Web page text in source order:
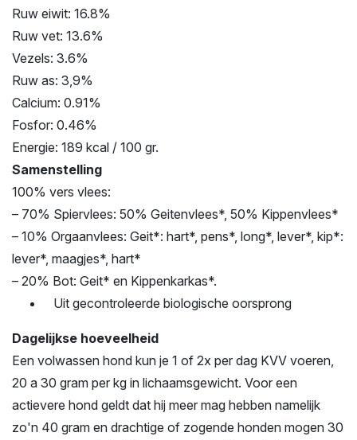
Ruw eiwit: 16.8%
Ruw vet: 13.6%
Vezels: 3.6%
Ruw as: 3,9%
Calcium: 0.91%
Fosfor: 0.46%
Energie: 189 kcal / 100 gr.
Samenstelling
100% vers vlees:
– 70% Spiervlees: 50% Geitenvlees*, 50% Kippenvlees*
– 10% Orgaanvlees: Geit*: hart*, pens*, long*, lever*, kip*:
lever*, maagjes*, hart*
– 20% Bot: Geit* en Kippenkarkas*.
Uit gecontroleerde biologische oorsprong
Dagelijkse hoeveelheid
Een volwassen hond kun je 1 of 2x per dag KVV voeren,
20 a 30 gram per kg in lichaamsgewicht. Voor een
actievere hond geldt dat hij meer mag hebben namelijk
zo'n 40 gram en drachtige of zogende honden mogen 30